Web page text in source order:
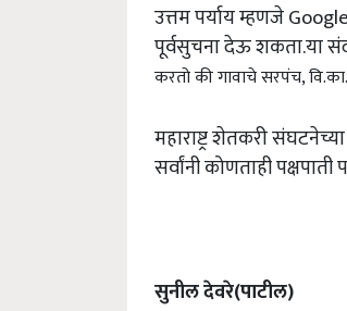
उत्तम पर्याय म्हणजे
पूर्वसुचना देऊ शकता.या
करतो की गावाचे सरपंच,
महाराष्ट्र शेतकरी
सर्वांनी कोणताही
सुनील देवरे(पाटील)